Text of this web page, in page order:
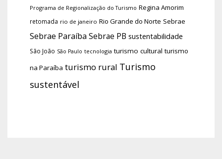
Programa de Regionalização do Turismo Regina Amorim
retomada rio de janeiro Rio Grande do Norte Sebrae
Sebrae Paraíba Sebrae PB sustentabilidade
São João São Paulo tecnologia turismo cultural turismo
na Paraíba turismo rural Turismo
sustentável